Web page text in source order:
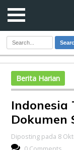
Berita Harian
Indonesia
Dokumen
Diposting pada 8